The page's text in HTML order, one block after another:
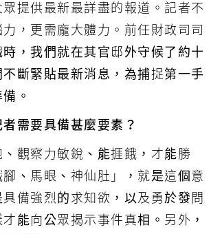
提供最新最詳盡的報道。記者不
，更需龐大體力。前任財政司司
時，我們就在其官邸外守候了約十
斷緊貼最新消息，為捕捉第一手
。
需要具備甚麼要素？
觀察力敏銳、能捱餓，才能勝
、馬眼、神仙肚」，就是這個意
備強烈的求知欲，以及勇於發問
能向公眾揭示事件真相。另外，